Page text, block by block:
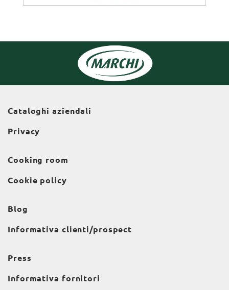
Cataloghi aziendali
Privacy
Cooking room
Cookie policy
Blog
Informativa clienti/prospect
Press
Informativa fornitori